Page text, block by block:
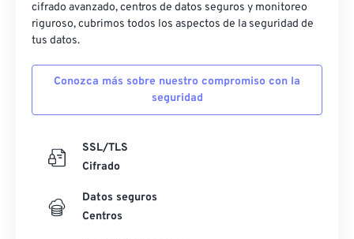
cifrado avanzado, centros de datos seguros y monitoreo
riguroso, cubrimos todos los aspectos de la seguridad de
tus datos.
Conozca más sobre nuestro compromiso con la
seguridad
SSL/TLS
Cifrado
Datos seguros
Centros